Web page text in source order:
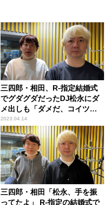
三四郎・相田、R-指定結婚式
でグダグダだったDJ松永にダ
メ出しも「ダメだ、コイツ！
（笑）」
2023.04.14
三四郎・相田「松永、手を振
ってたよ」 R-指定の結婚式で